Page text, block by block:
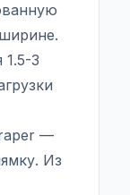
1.5-3
—
Из